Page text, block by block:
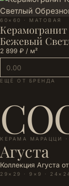
60×60 · МАТОВАЯ
Бежевый
2 899 ₽ / м²
ЕЩЁ ОТ БРЕНДА
КЕРАМА МАРАЦЦИ
Агуста
Коллекция Агуста
29×29 · 9×9 ·